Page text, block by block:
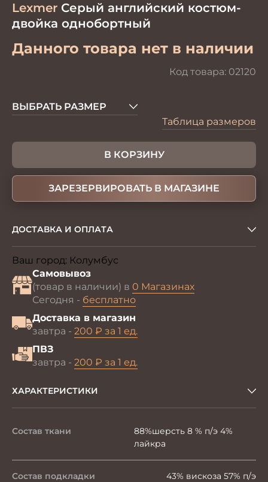
Lexmer Серый английский костюм-
двойка однобортный
Данного товара нет в наличии
Код товара: 02120
ВЫБРАТЬ РАЗМЕР
Таблица размеров
В КОРЗИНУ
ЗАРЕЗЕРВИРОВАТЬ В МАГАЗИНЕ
ДОСТАВКА И ОПЛАТА
Ваш город: Колумбус
Самовывоз
(товар в наличии) в 0 Магазинах
Сегодня - бесплатно
Доставка в магазин
завтра - 200 ₽ за 1 ед.
ПВЗ
завтра - 200 ₽ за 1 ед.
ХАРАКТЕРИСТИКИ
Состав ткани
88%шерсть 8 % п/э 4%
лайкра
Состав подкладки 43% вискоза 57% п/э